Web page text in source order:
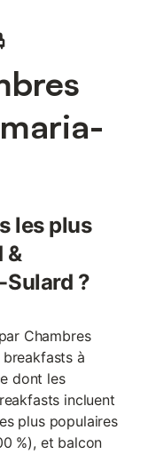
les plus
&
?
Chambres
à
dont les
incluent
plus populaires
%), et balcon